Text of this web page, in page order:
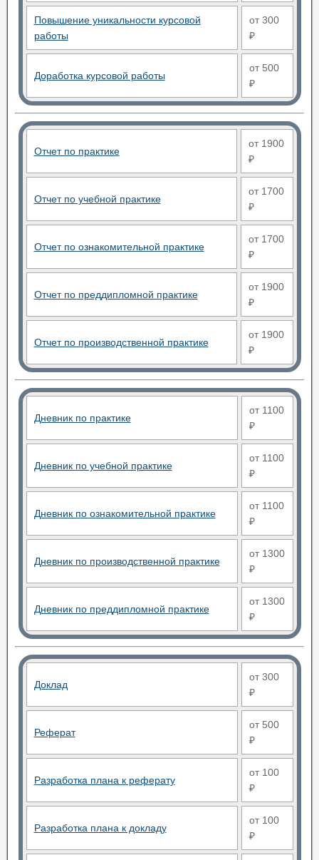
Повышение уникальности курсовой
работы
от 300
₽
Доработка курсовой работы
от 500
₽
Отчет по практике
от 1900
₽
Отчет по учебной практике
от 1700
₽
Отчет по ознакомительной практике
от 1700
₽
Отчет по преддипломной практике
от 1900
₽
Отчет по производственной практике
от 1900
₽
Дневник по практике
от 1100
₽
Дневник по учебной практике
от 1100
₽
Дневник по ознакомительной практике
от 1100
₽
Дневник по производственной практике
от 1300
₽
Дневник по преддипломной практике
от 1300
₽
Доклад
от 300
₽
Реферат
от 500
₽
Разработка плана к реферату
от 100
₽
Разработка плана к докладу
от 100
₽